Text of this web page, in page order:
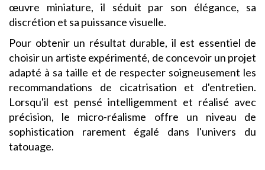
œuvre miniature, il séduit par son élégance, sa
discrétion et sa puissance visuelle.
Pour obtenir un résultat durable, il est essentiel de
choisir un artiste expérimenté, de concevoir un projet
adapté à sa taille et de respecter soigneusement les
recommandations de cicatrisation et d'entretien.
Lorsqu'il est pensé intelligemment et réalisé avec
précision, le micro-réalisme offre un niveau de
sophistication rarement égalé dans l'univers du
tatouage.